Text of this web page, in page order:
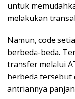
untuk
melakukan
Namun, code
berbeda-beda.
transfer melalui
berbeda tersebut
antriannya